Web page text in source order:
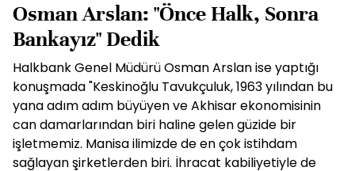
Osman Arslan: "Önce Halk, Sonra
Bankayız" Dedik
Halkbank Genel Müdürü Osman Arslan ise yaptığı
konuşmada "Keskinoğlu Tavukçuluk, 1963 yılından bu
yana adım adım büyüyen ve Akhisar ekonomisinin
can damarlarından biri haline gelen güzide bir
işletmemiz. Manisa ilimizde de en çok istihdam
sağlayan şirketlerden biri. İhracat kabiliyetiyle de